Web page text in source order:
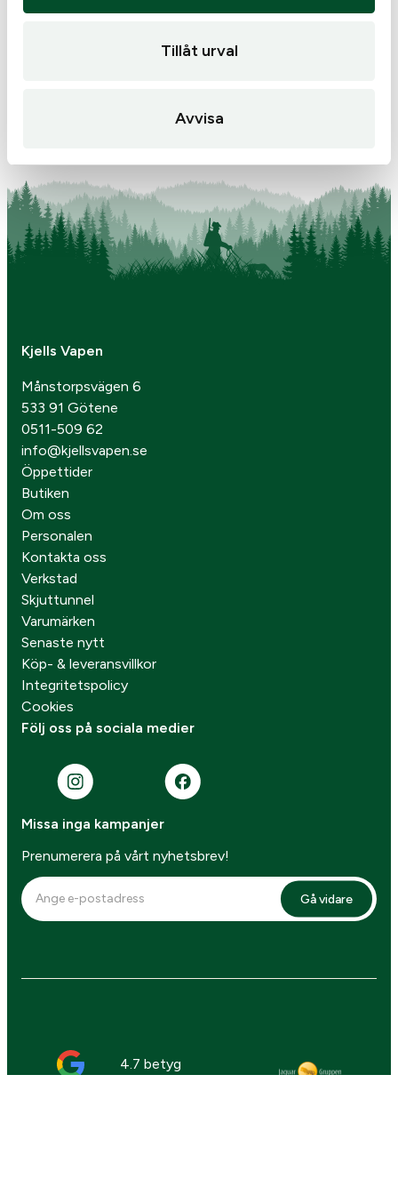
Tillåt urval
Avvisa
1,60
Kjells Vapen
Månstorpsvägen 6
533 91 Götene
0511-509 62
info@kjellsvapen.se
Öppettider
Butiken
Om oss
Personalen
Kontakta oss
Verkstad
Skjuttunnel
Varumärken
Senaste nytt
Köp- & leveransvillkor
Integritetspolicy
Cookies
Följ oss på sociala medier
Missa inga kampanjer
Prenumerera på vårt nyhetsbrev!
Gå vidare
4.7 betyg